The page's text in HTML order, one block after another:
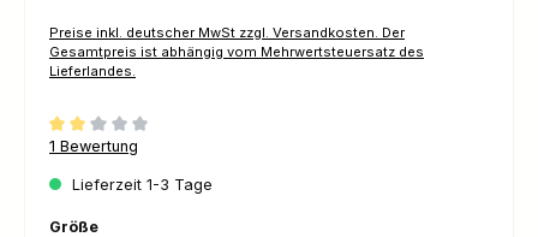
Preise inkl. deutscher MwSt zzgl. Versandkosten. Der
Gesamtpreis ist abhängig vom Mehrwertsteuersatz des
Lieferlandes.
Durchschnittliche Bewertung von 2 von 5 Sternen
1 Bewertung
Lieferzeit 1-3 Tage
Größeauswählen